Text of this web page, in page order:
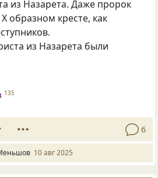
из Назарета. Даже пророк
образном кресте, как
из Назарета были
135
6
10 авг 2025